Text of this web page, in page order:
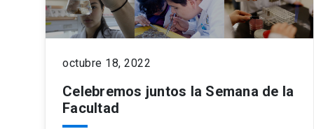
octubre 18, 2022
Celebremos juntos la Semana de la
Facultad